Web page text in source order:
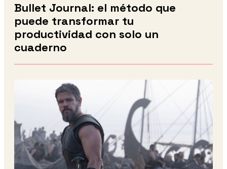
Bullet Journal: el método que
puede transformar tu
productividad con solo un
cuaderno